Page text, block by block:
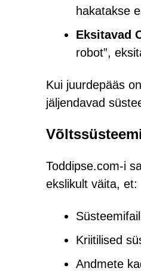
hakatakse
Eksitavad
robot”,
Kui juurdepääs
jäljendavad
Toddipse.com-i
ekslikult väita, et:
Kriitilised
Andmete